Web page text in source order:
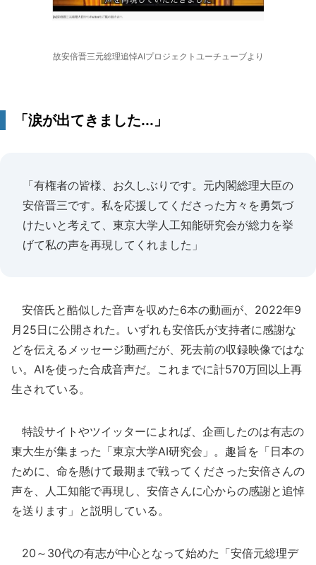
故安倍晋三元総理追悼AIプロジェクトユーチューブより
「涙が出てきました...」
「有権者の皆様、お久しぶりです。元内閣総理大臣の
安倍晋三です。私を応援してくださった方々を勇気づ
けたいと考えて、東京大学人工知能研究会が総力を挙
げて私の声を再現してくれました」
安倍氏と酷似した音声を収めた6本の動画が、2022年9
月25日に公開された。いずれも安倍氏が支持者に感謝な
どを伝えるメッセージ動画だが、死去前の収録映像ではな
い。AIを使った合成音声だ。これまでに計570万回以上再
生されている。
特設サイトやツイッターによれば、企画したのは有志の
東大生が集まった「東京大学AI研究会」。趣旨を「日本の
ために、命を懸けて最期まで戦ってくださった安倍さんの
声を、人工知能で再現し、安倍さんに心からの感謝と追悼
を送ります」と説明している。
20～30代の有志が中心となって始めた「安倍元総理デ